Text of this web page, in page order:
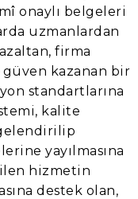
onaylı belgeleri
uzmanlardan
firma
kazanan bir
standartlarına
kalite
yayılmasına
hizmetin
destek olan,